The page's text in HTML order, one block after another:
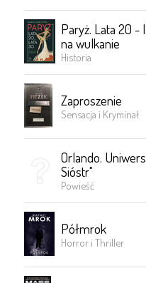
Paryż. Lata 20 -
na wulkanie
Historia
Zaproszenie
Sensacja i Kryminał
Orlando.
Sióstr"
Powieść
Półmrok
Horror i Thriller